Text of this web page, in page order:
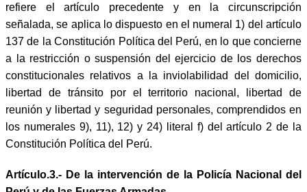
refiere el artículo precedente y en la circunscripción
señalada, se aplica lo dispuesto en el numeral 1) del artículo
137 de la Constitución Política del Perú, en lo que concierne
a la restricción o suspensión del ejercicio de los derechos
constitucionales relativos a la inviolabilidad del domicilio,
libertad de tránsito por el territorio nacional, libertad de
reunión y libertad y seguridad personales, comprendidos en
los numerales 9), 11), 12) y 24) literal f) del artículo 2 de la
Constitución Política del Perú.
Artículo.3.- De la intervención de la Policía Nacional del